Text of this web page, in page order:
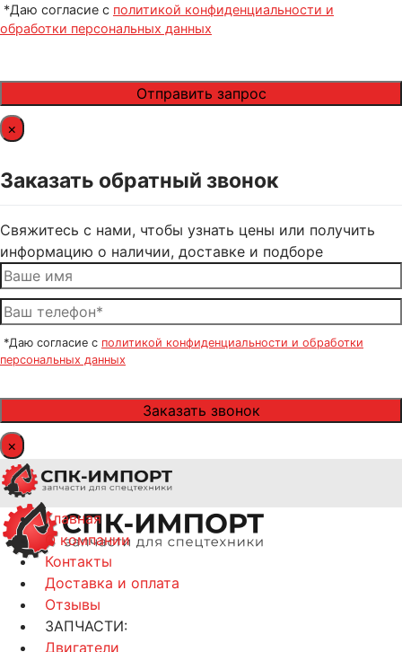
*Даю согласие с политикой конфиденциальности и
обработки персональных данных
×
Заказать обратный звонок
Свяжитесь с нами, чтобы узнать цены или получить
информацию о наличии, доставке и подборе
*Даю согласие с политикой конфиденциальности и обработки
персональных данных
×
Главная
О компании
Контакты
Доставка и оплата
Отзывы
ЗАПЧАСТИ:
Двигатели